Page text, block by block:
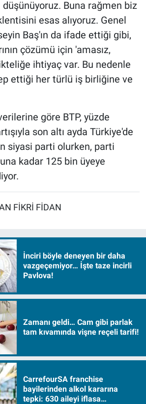
Buna rağmen biz
esas alıyoruz. Genel
Baş'ın da ifade ettiği gibi,
çözümü için 'amasız,
ihtiyaç var. Bu nedenle
ettiği her türlü iş birliğine ve
göre BTP, yüzde
son altı ayda Türkiye'de
siyasi parti olurken, parti
kadar 125 bin üyeye
FİKRİ FİDAN
İnciri böyle deneyen bir daha
vazgeçemiyor… İşte taze incirli
Pavlova!
Zamanı geldi… Cam gibi parlak
tam kıvamında vişne reçeli tarifi!
CarrefourSA franchise
bayilerinden alkol kararına
tepki: 630 aileyi iflasa